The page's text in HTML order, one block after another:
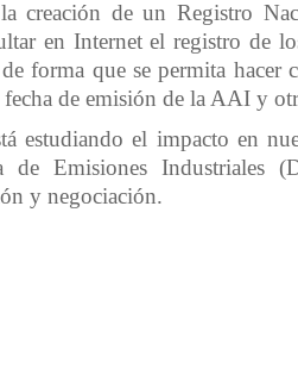
creación de un Registro
en Internet el registro de
forma que se permita hacer
de emisión de la AAI y
estudiando el impacto en
de Emisiones Industriales
y negociación.